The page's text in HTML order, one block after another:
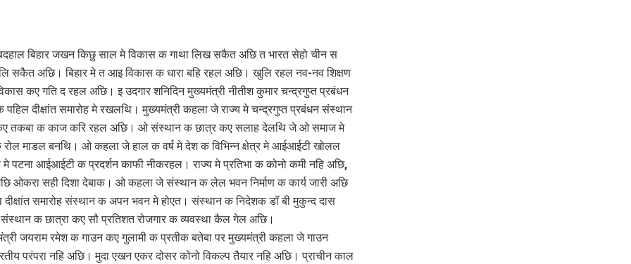
बिहार जखन किछु साल मे विकास क गाथा लिख सकैत अछि त भारत सेहो चीन स
सकैत अछि। बिहार मे त आइ विकास क धारा बहि रहल अछि। खुलि रहल नव-नव शिक्षण
कए गति द रहल अछि। इ उदगार शनिदिन मुख्यमंत्री नीतीश कुमार चन्द्रगुप्त प्रबंधन
दीक्षांत समारोह मे रखलथि। मुख्यमंत्री कहला जे राज्य मे चन्द्रगुप्त प्रबंधन संस्थान
तकबा क काज करि रहल अछि। ओ संस्थान क छात्र कए सलाह देलथि जे ओ समाज मे
माडल बनथि। ओ कहला जे हाल क वर्ष मे देश क विभिन्न क्षेत्र मे आईआईटी खोलल
मे पटना आईआईटी क प्रदर्शन काफी नीकरहल। राज्य मे प्रतिभा क कोनो कमी नहि अछि,
ओकरा सही दिशा देबाक। ओ कहला जे संस्थान क लेल भवन निर्माण क कार्य जारी अछि
समारोह संस्थान क अपन भवन मे होएत। संस्थान क निदेशक डॉ बी मुकुन्द दास
क छात्रा कए सौ प्रतिशत रोजगार क व्यवस्था कैल गेल अछि।
जयराम रमेश क गाउन कए गुलामी क प्रतीक बतेबा पर मुख्यमंत्री कहला जे गाउन
परंपरा नहि अछि। मुदा एखन एकर दोसर कोनो विकल्प तैयार नहि अछि। प्राचीन काल